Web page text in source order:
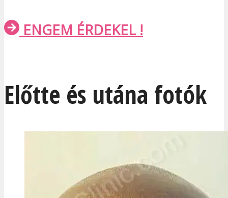
ENGEM ÉRDEKEL !
Előtte és utána fotók